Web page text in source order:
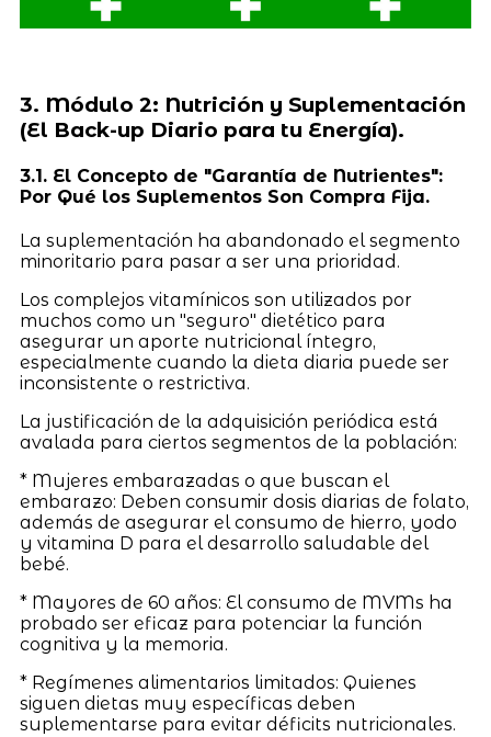
3. Módulo 2: Nutrición y Suplementación
(El Back-up Diario para tu Energía).
3.1. El Concepto de "Garantía de Nutrientes":
Por Qué los Suplementos Son Compra Fija.
La suplementación ha abandonado el segmento
minoritario para pasar a ser una prioridad.
Los complejos vitamínicos son utilizados por
muchos como un "seguro" dietético para
asegurar un aporte nutricional íntegro,
especialmente cuando la dieta diaria puede ser
inconsistente o restrictiva.
La justificación de la adquisición periódica está
avalada para ciertos segmentos de la población:
* Mujeres embarazadas o que buscan el
embarazo: Deben consumir dosis diarias de folato,
además de asegurar el consumo de hierro, yodo
y vitamina D para el desarrollo saludable del
bebé.
* Mayores de 60 años: El consumo de MVMs ha
probado ser eficaz para potenciar la función
cognitiva y la memoria.
* Regímenes alimentarios limitados: Quienes
siguen dietas muy específicas deben
suplementarse para evitar déficits nutricionales.